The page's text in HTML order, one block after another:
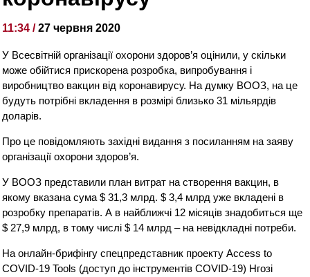
11:34 /27 червня 2020
У Всесвітній організації охорони здоров’я оцінили, у скільки
може обійтися прискорена розробка, випробування і
виробництво вакцин від коронавирусу. На думку ВООЗ, на це
будуть потрібні вкладення в розмірі близько 31 мільярдів
доларів.
Про це повідомляють західні видання з посиланням на заяву
організації охорони здоров’я.
У ВООЗ представили план витрат на створення вакцин, в
якому вказана сума $ 31,3 млрд. $ 3,4 млрд уже вкладені в
розробку препаратів. А в найближчі 12 місяців знадобиться ще
$ 27,9 млрд, в тому числі $ 14 млрд – на невідкладні потреби.
На онлайн-брифінгу спецпредставник проекту Access to
COVID-19 Tools (доступ до інструментів COVID-19) Нгозі